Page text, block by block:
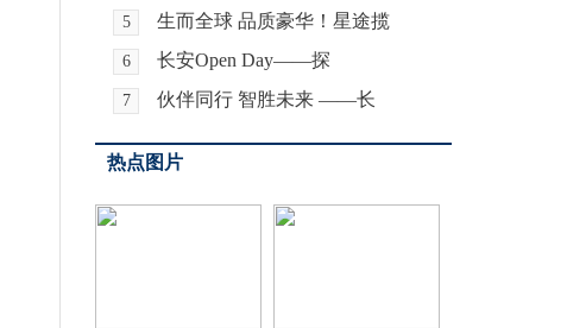
5 生而全球 品质豪华！星途揽
6 长安Open Day——探
7 伙伴同行 智胜未来 ——长
热点图片